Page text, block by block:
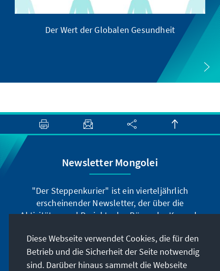
Der Wert der Globalen Gesundheit
Newsletter Mongolei
"Der Steppenkurier" ist ein vierteljährlich
erscheinender Newsletter, der über die
Aktivitäten und Projekte des Büros der Konrad-
Jetzt abonnieren
Diese Webseite verwendet Cookies, die für den
Betrieb und die Sicherheit der Seite notwendig
sind. Darüber hinaus sammelt die Webseite